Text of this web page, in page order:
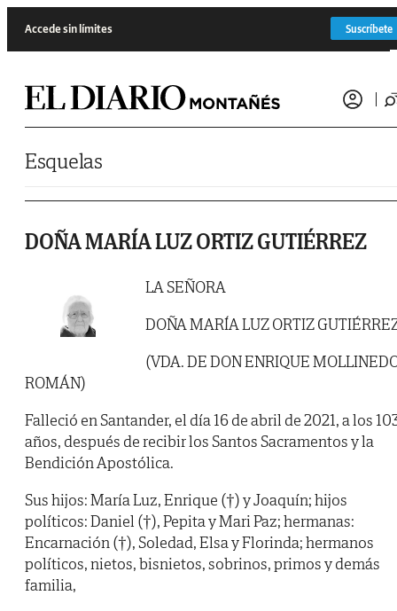
Accede sin límites Suscríbete
Esquelas
DOÑA MARÍA LUZ ORTIZ GUTIÉRREZ
LA SEÑORA
DOÑA MARÍA LUZ ORTIZ
(VDA. DE DON ENRIQUE
ROMÁN)
Falleció en Santander, el día 16 de abril de 2021, a los
años, después de recibir los Santos Sacramentos y la
Bendición Apostólica.
Sus hijos: María Luz, Enrique (†) y Joaquín; hijos
políticos: Daniel (†), Pepita y Mari Paz; hermanas:
Encarnación (†), Soledad, Elsa y Florinda; hermanos
políticos, nietos, bisnietos, sobrinos, primos y demás
familia,